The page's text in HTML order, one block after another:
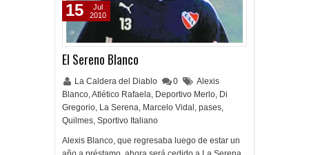
El Sereno Blanco
La Caldera del Diablo 0
Alexis
Blanco,Atlético Rafaela, Deportivo Merlo, Di
Gregorio, La Serena, Marcelo Vidal , pases,
Quilmes, Sportivo Italiano
Alexis Blanco, que regresaba luego de estar un
15
Jul
2010